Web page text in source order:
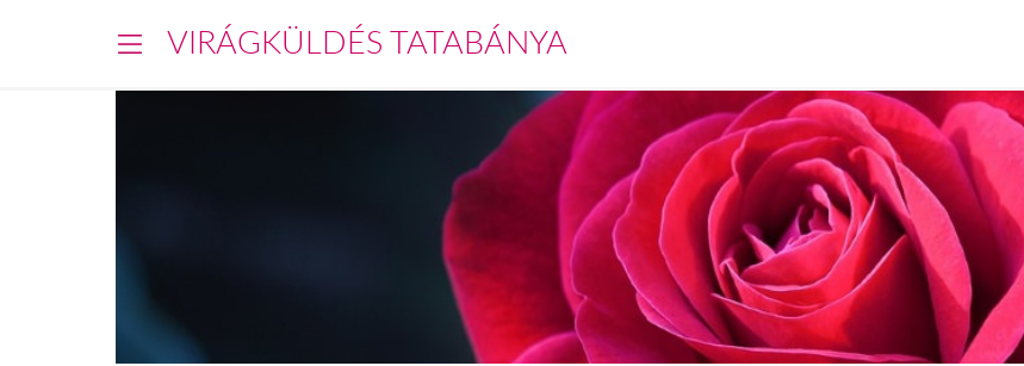
VIRÁGKÜLDÉS TATABÁNYA